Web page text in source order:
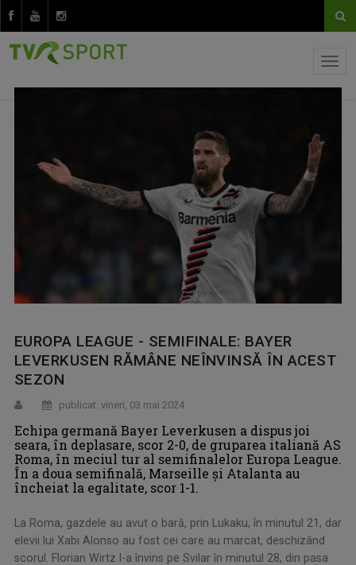
EUROPA LEAGUE - SEMIFINALE: BAYER
LEVERKUSEN RĂMÂNE NEÎNVINSĂ ÎN ACEST
SEZON
publicat: vineri, 03 mai 2024
Echipa germană Bayer Leverkusen a dispus joi
seara, în deplasare, scor 2-0, de gruparea italiană AS
Roma, în meciul tur al semifinalelor Europa League.
În a doua semifinală, Marseille și Atalanta au
încheiat la egalitate, scor 1-1.
La Roma, gazdele au avut o bară, prin Lukaku, în minutul 21, dar
elevii lui Xabi Alonso au fost cei care au marcat, deschizând
scorul. Florian Wirtz l-a învins pe Svilar în minutul 28, din pasa